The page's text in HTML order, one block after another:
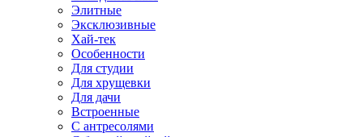
Элитные
Эксклюзивные
Хай-тек
Особенности
Для студии
Для хрущевки
Для дачи
Встроенные
С антресолями